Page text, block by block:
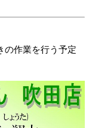
の作業を行う予定